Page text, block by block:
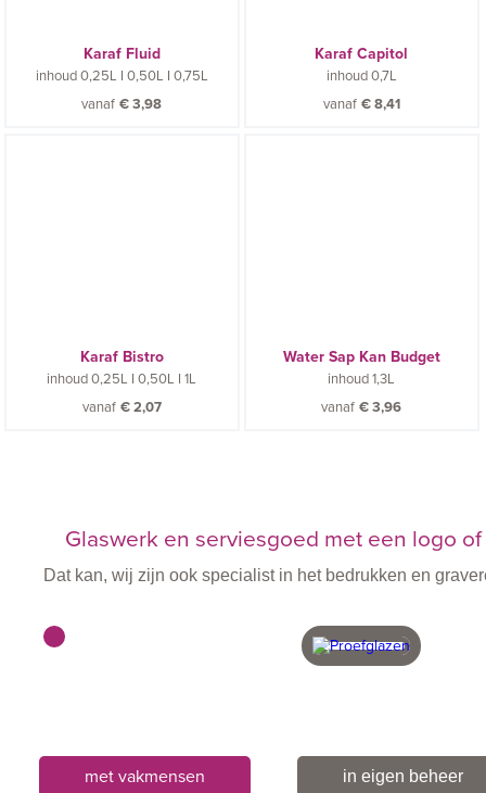
Karaf Fluid
inhoud0,25L I 0,50L I 0,75L
vanaf €3,98
Karaf Capitol
inhoud0,7L
vanaf €8,41
Karaf Bistro
inhoud0,25L I 0,50L I 1L
vanaf €2,07
Water Sap Kan Budget
inhoud1,3L
vanaf €3,96
Glaswerk en serviesgoed met een logo
Dat kan, wij zijn ook specialist in het bedrukken en
met vakmensen in eigen beheer